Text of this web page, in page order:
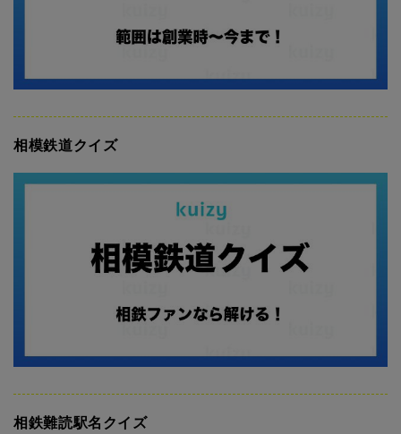
相模鉄道クイズ
相鉄難読駅名クイズ